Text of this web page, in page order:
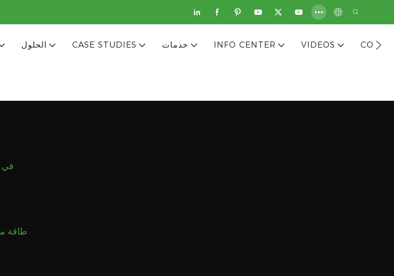
الحلول CASE STUDIES خدمات INFO CENTER VIDEOS